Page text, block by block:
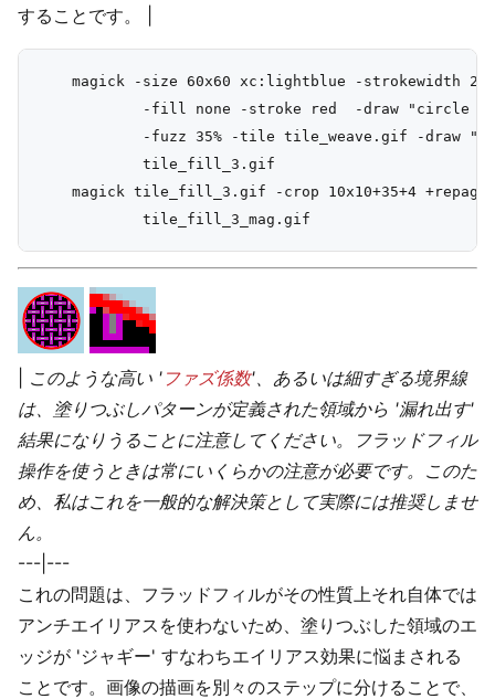
することです。 |
    magick -size 60x60 xc:lightblue -strokewidth 2 \
-fill none -stroke red  -draw "circle
-fuzz 35% -tile tile_weave.gif -draw
            tile_fill_3.gif
magick tile_fill_3.gif -crop 10x10+35+4 +repage
このような高い ' ファズ係数'、あるいは細すぎる境界線
は、塗りつぶしパターンが定義された領域から '漏れ出す'
結果になりうることに注意してください。フラッドフィル
操作を使うときは常にいくらかの注意が必要です。このた
め、私はこれを一般的な解決策として実際には推奨しませ
ん。
---|---
これの問題は、フラッドフィルがその性質上それ自体では
アンチエイリアスを使わないため、塗りつぶした領域のエ
ッジが 'ジャギー' すなわちエイリアス効果に悩まされる
ことです。画像の描画を別々のステップに分けることで、